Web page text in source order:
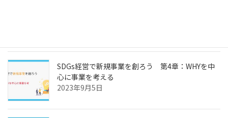
SDGs経営で新規事業を創ろう 第4章：WHYを中
心に事業を考える
2023年9月5日